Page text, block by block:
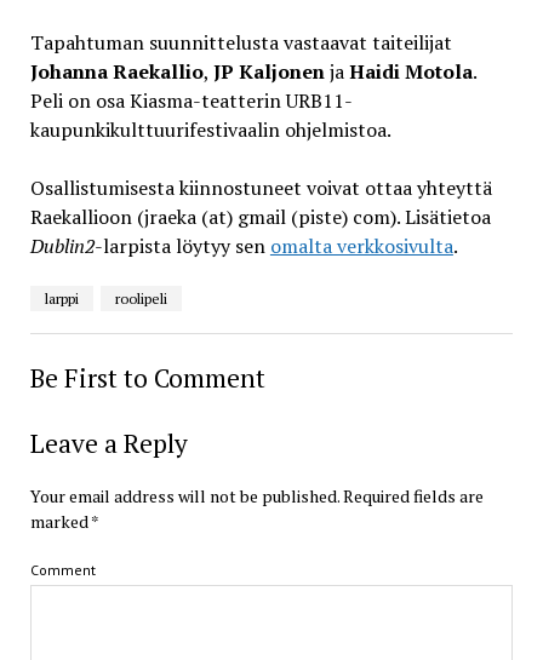
Tapahtuman suunnittelusta vastaavat taiteilijat
Johanna Raekallio, JP KaljonenjaHaidi Motola.
Peli on osa Kiasma-teatterin URB11-
kaupunkikulttuurifestivaalin ohjelmistoa.
Osallistumisesta kiinnostuneet voivat ottaa yhteyttä
Raekallioon (jraeka (at) gmail (piste) com). Lisätietoa
Dublin2-larpista löytyy sen omalta verkkosivulta.
larppi roolipeli
Be First to Comment
Leave a Reply
Your email address will not be published.Required fields are
marked*
Comment